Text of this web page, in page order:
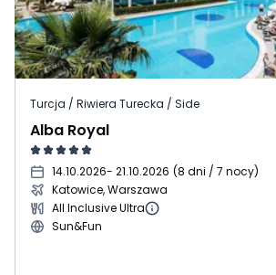
Turcja / Riwiera Turecka / Side
Alba Royal
14.10.2026- 21.10.2026 (8 dni / 7 nocy)
Katowice, Warszawa
All Inclusive Ultra
Sun&Fun